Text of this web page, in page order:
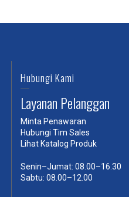
Hubungi Kami
Layanan Pelanggan
Minta Penawaran
Hubungi Tim Sales
Lihat Katalog Produk
Senin–Jumat: 08.00–16.30
Sabtu: 08.00–12.00